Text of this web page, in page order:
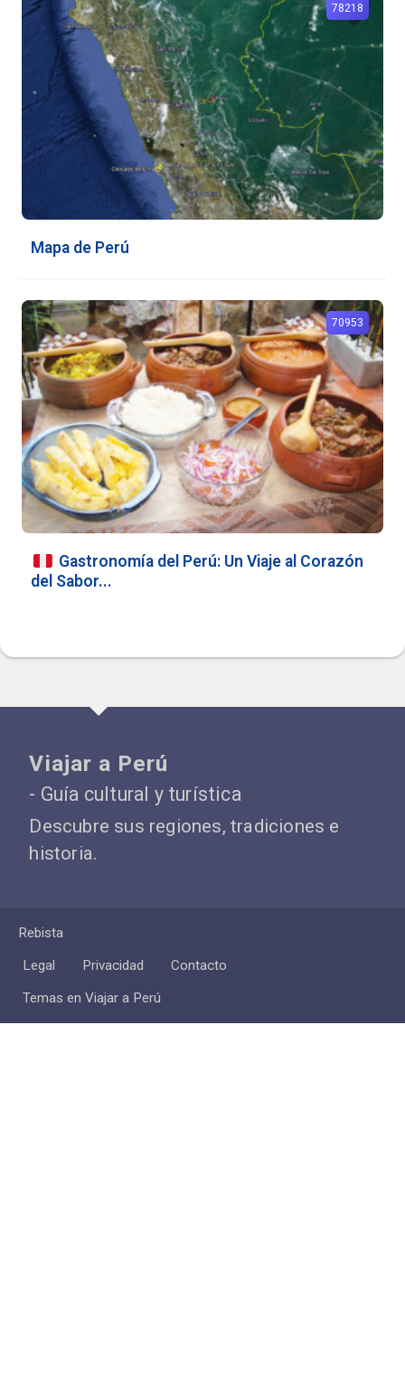
Mapa de Perú
78218
Gastronomía del Perú: Un Viaje al Corazón
del Sabor...
70953
Viajar a Perú
- Guía cultural y turística
Descubre sus regiones, tradiciones e
historia.
Rebista
Legal
Privacidad
Contacto
Temas en Viajar a Perú